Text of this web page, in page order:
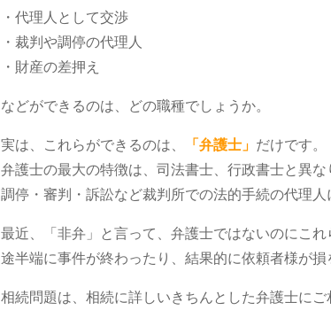
・代理人として交渉
・裁判や調停の代理人
・財産の差押え
などができるのは、どの職種でしょうか。
実は、これらができるのは、 「弁護士」 だけです。
弁護士の最大の特徴は、司法書士、行政書士と異
調停・審判・訴訟など裁判所での法的手続の代理
最近、「非弁」と言って、弁護士ではないのにこ
途半端に事件が終わったり、結果的に依頼者様が
相続問題は、相続に詳しいきちんとした弁護士に